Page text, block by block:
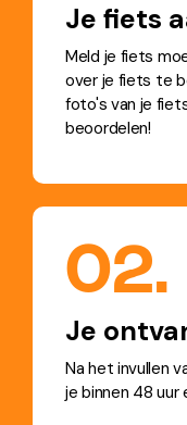
Je fiets
Meld je fiets
over je fiets te
foto's van je
beoordelen!
02.
Je
Na het invullen
je binnen 48 uur